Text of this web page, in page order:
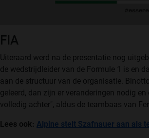
FIA
Uiteraard werd na de presentatie nog
de wedstrijdleider van de Formule 1 is en
aan de structuur van de organisatie.
geleerd, dan zijn er veranderingen nodig
volledig achter", aldus de teambaas van
Lees ook: Alpine stelt Szafnauer aan als